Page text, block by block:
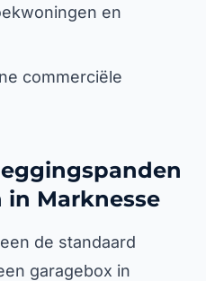
en
commerciële
in Marknesse
de standaard
garagebox in